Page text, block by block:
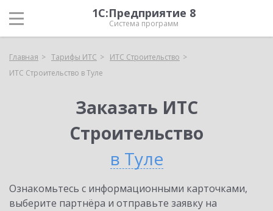
1С:Предприятие 8
Система программ
Главная Тарифы ИТС
ИТС Строительство
ИТС Строительство в Туле
Заказать ИТС
Строительство
в Туле
Ознакомьтесь с информационными карточками,
выберите партнёра и отправьте заявку на